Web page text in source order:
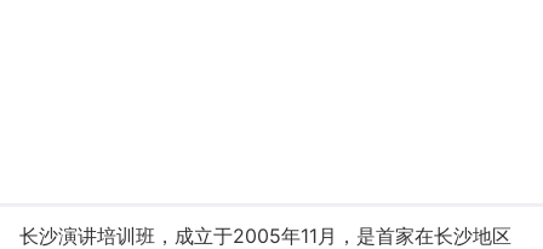
长沙演讲培训班，成立于2005年11月，是首家在长沙地区